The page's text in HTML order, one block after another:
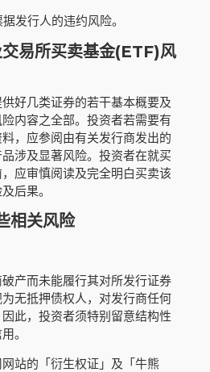
发行人的违约风险。
易所买卖基金(ETF)风
好几类证券的若干基本概要及
内容之全部。投资者若需要有
，应参阅由有关发行商发出的
涉及显著风险。投资者在就买
应审慎阅读及完全明白买卖该
后果。
相关风险
产而未能履行其对所发行证券
无抵押债权人，对发行商任何
此，投资者须特别留意结构性
。
站的「衍生权证」及「牛熊